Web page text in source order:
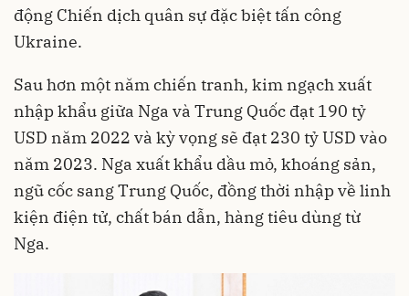
động Chiến dịch quân sự đặc biệt tấn công
Ukraine.
Sau hơn một năm chiến tranh, kim ngạch xuất
nhập khẩu giữa Nga và Trung Quốc đạt 190 tỷ
USD năm 2022 và kỳ vọng sẽ đạt 230 tỷ USD vào
năm 2023. Nga xuất khẩu dầu mỏ, khoáng sản,
ngũ cốc sang Trung Quốc, đồng thời nhập về linh
kiện điện tử, chất bán dẫn, hàng tiêu dùng từ
Nga.